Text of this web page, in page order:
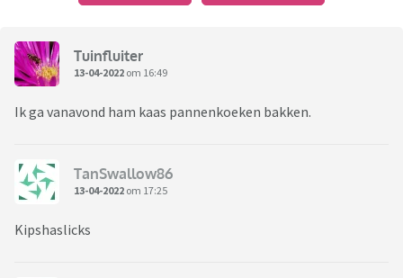
Tuinfluiter
13-04-2022 om 16:49
Ik ga vanavond ham kaas pannenkoeken bakken.
TanSwallow86
13-04-2022 om 17:25
Kipshaslicks